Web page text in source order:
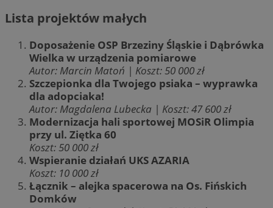
Lista projektów małych
Doposażenie OSP Brzeziny Śląskie i Dąbrówka
Wielka w urządzenia pomiarowe
Autor: Marcin Matoń | Koszt: 50 000 zł
Szczepionka dla Twojego psiaka – wyprawka
dla adopciaka!
Autor: Magdalena Lubecka | Koszt: 47 600 zł
Modernizacja hali sportowej MOSiR Olimpia
przy ul. Ziętka 60
Koszt: 50 000 zł
Wspieranie działań UKS AZARIA
Koszt: 10 000 zł
Łącznik – alejka spacerowa na Os. Fińskich
Domków